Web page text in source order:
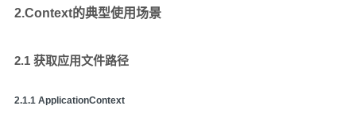
2.Context的典型使用场景
2.1 获取应用文件路径
️2.1.1 ApplicationContext